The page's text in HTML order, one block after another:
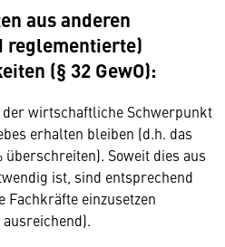
aus anderen
reglementierte)
(§ 32 GewO):
wirtschaftliche Schwerpunkt
erhalten bleiben (d.h. das
Soweit dies aus
ist, sind entsprechend
Fachkräfte einzusetzen